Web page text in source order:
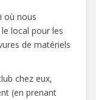
où nous
local pour les
de matériels
chez eux,
(en prenant